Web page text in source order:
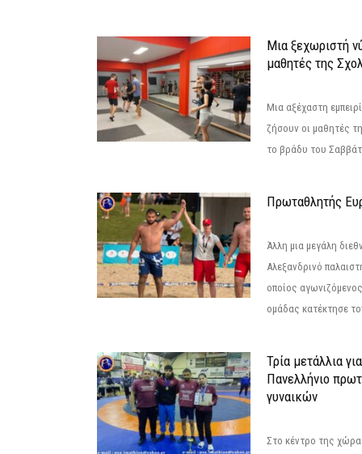
Μια ξεχωριστή
μαθητές της
Μια αξέχαστη
ζήσουν οι μαθητές
το βράδυ του
Πρωταθλητής
Άλλη μια μεγάλη
Αλεξανδρινό
οποίος
ομάδας κατέκτησε
Τρία μετάλλια
Πανελλήνιο
γυναικών
Στο κέντρο της